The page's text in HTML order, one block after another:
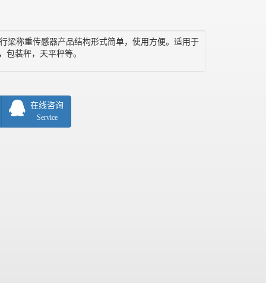
梁称重传感器产品结构形式简单，使用方便。适用于
包装秤，天平秤等。
在线咨询
Service